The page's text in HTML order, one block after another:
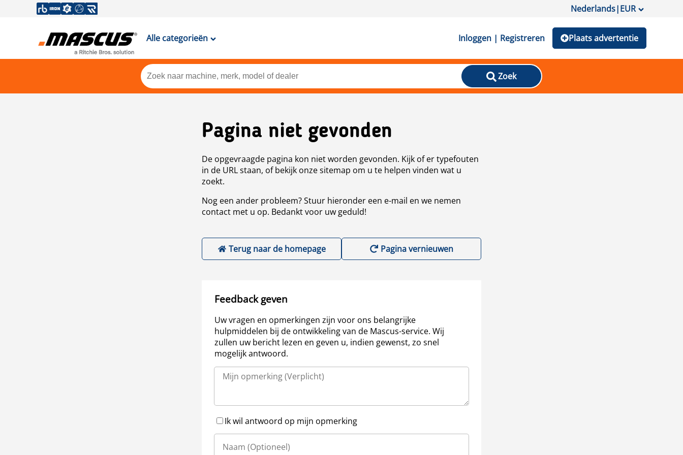
Nederlands|EUR
Alle categorieën Inloggen | Registreren Plaats advertentie
Zoek
Pagina niet gevonden
De opgevraagde pagina kon niet worden gevonden. Kijk of er typefouten
in de URL staan, of bekijk onze sitemap om u te helpen vinden wat u
zoekt.
Nog een ander probleem? Stuur hieronder een e-mail en we nemen
contact met u op. Bedankt voor uw geduld!
Terug naar de homepage Pagina vernieuwen
Feedback geven
Uw vragen en opmerkingen zijn voor ons belangrijke
hulpmiddelen bij de ontwikkeling van de Mascus-service. Wij
zullen uw bericht lezen en geven u, indien gewenst, zo snel
mogelijk antwoord.
Ik wil antwoord op mijn opmerking